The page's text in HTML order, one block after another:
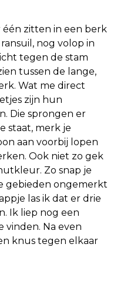
één zitten in een berk
nog volop in
tegen de stam
tussen de lange,
Wat me direct
zijn hun
Die sprongen er
staat, merk je
aan voorbij lopen
Ook niet zo gek
Zo snap je
gebieden ongemerkt
las ik dat er drie
Ik liep nog een
vinden. Na even
knus tegen elkaar